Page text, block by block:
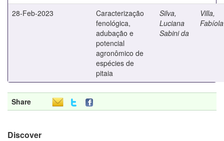
28-Feb-2023
Caracterização
fenológica,
adubação e
potencial
agronômico de
espécies de
pitaia
Silva,
Luciana
Sabini da
Villa,
Fabíola
Share
Discover